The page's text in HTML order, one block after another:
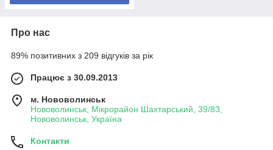
Про нас
89% позитивних з 209 відгуків за рік
Працює з 30.09.2013
м. Нововолинськ
Нововолинськ, Мікрорайон Шахтарський, 39/83,
Нововолинськ, Україна
Контакти